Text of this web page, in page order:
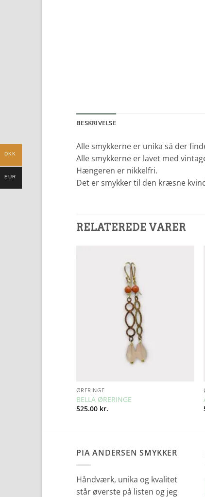
BESKRIVELSE
Alle smykkerne er unika så der
Alle smykkerne er lavet med
Hængeren er nikkelfri.
Det er smykker til den kræsne
RELATEREDE VARER
ØRERINGE
BELLA ØRERINGE
525.00 kr.
PIA ANDERSEN SMYKKER
Håndværk, unika og kvalitet
står øverste på listen og jeg
DKK
EUR